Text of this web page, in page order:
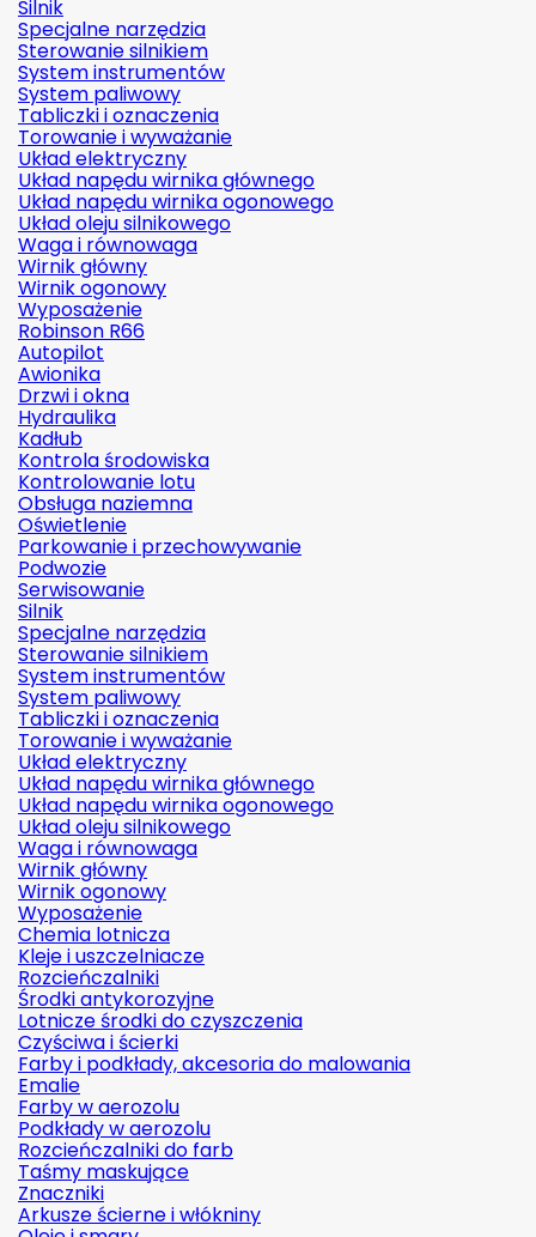
Silnik
Specjalne narzędzia
Sterowanie silnikiem
System instrumentów
System paliwowy
Tabliczki i oznaczenia
Torowanie i wyważanie
Układ elektryczny
Układ napędu wirnika głównego
Układ napędu wirnika ogonowego
Układ oleju silnikowego
Waga i równowaga
Wirnik główny
Wirnik ogonowy
Wyposażenie
Robinson R66
Autopilot
Awionika
Drzwi i okna
Hydraulika
Kadłub
Kontrola środowiska
Kontrolowanie lotu
Obsługa naziemna
Oświetlenie
Parkowanie i przechowywanie
Podwozie
Serwisowanie
Silnik
Specjalne narzędzia
Sterowanie silnikiem
System instrumentów
System paliwowy
Tabliczki i oznaczenia
Torowanie i wyważanie
Układ elektryczny
Układ napędu wirnika głównego
Układ napędu wirnika ogonowego
Układ oleju silnikowego
Waga i równowaga
Wirnik główny
Wirnik ogonowy
Wyposażenie
Chemia lotnicza
Kleje i uszczelniacze
Rozcieńczalniki
Środki antykorozyjne
Lotnicze środki do czyszczenia
Czyściwa i ścierki
Farby i podkłady, akcesoria do malowania
Emalie
Farby w aerozolu
Podkłady w aerozolu
Rozcieńczalniki do farb
Taśmy maskujące
Znaczniki
Arkusze ścierne i włókniny